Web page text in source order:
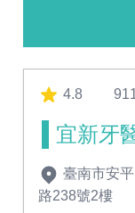
4.8
宜新牙
臺南市安
路238號2樓